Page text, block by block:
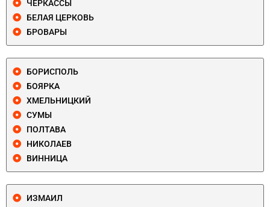
ЧЕРКАССЫ
БЕЛАЯ ЦЕРКОВЬ
БРОВАРЫ
БОРИСПОЛЬ
БОЯРКА
ХМЕЛЬНИЦКИЙ
СУМЫ
ПОЛТАВА
НИКОЛАЕВ
ВИННИЦА
ИЗМАИЛ